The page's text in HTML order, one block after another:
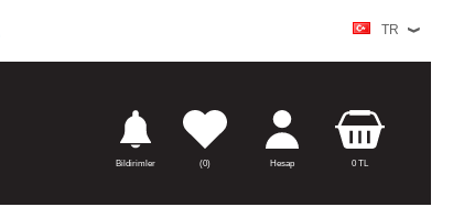
TR
Bildirimler (0) Hesap 0TL